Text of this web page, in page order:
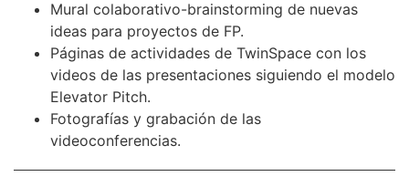
Mural colaborativo-brainstorming de nuevas
ideas para proyectos de FP.
Páginas de actividades de TwinSpace con los
videos de las presentaciones siguiendo el modelo
Elevator Pitch.
Fotografías y grabación de las
videoconferencias.